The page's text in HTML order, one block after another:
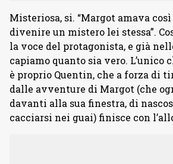
Misteriosa, si. “Margot amava
divenire un mistero lei stessa”.
la voce del protagonista, e già
capiamo quanto sia vero. L’unico
è proprio Quentin, che a forza di
dalle avventure di Margot (che
davanti alla sua finestra, di
cacciarsi nei guai) finisce con